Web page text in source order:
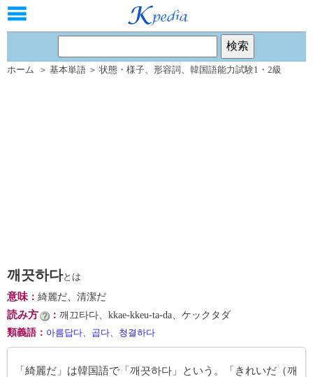
ホーム ＞ 基本単語 ＞ 状態・様子、 形容詞 、 韓国語能力試験1・2級
깨끗하다とは
意味： 綺麗だ、清潔だ
読み方 ： 깨끄타다、kkae-kkeu-ta-da、ケックタダ
類義語 ： 아름답다、 곱다、 청결하다
「綺麗だ」は韓国語で「깨끗하다」という。「きれいだ（깨